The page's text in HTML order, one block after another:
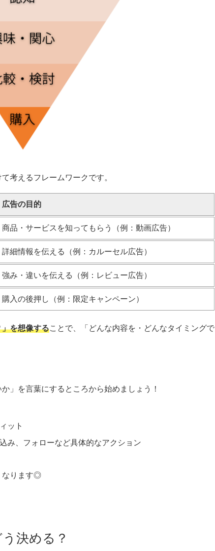
考えるフレームワークです。
広告の目的
商品・サービスを知ってもらう（例：動画広告）
詳細情報を伝える（例：カルーセル広告）
強み・違いを伝える（例：レビュー広告）
購入の後押し（例：限定キャンペーン）
を想像することで、「どんな内容を・どんなタイミングで
」を言葉にするところから始めましょう！
ット
み、フォローなど具体的なアクション
なります◎
決める？